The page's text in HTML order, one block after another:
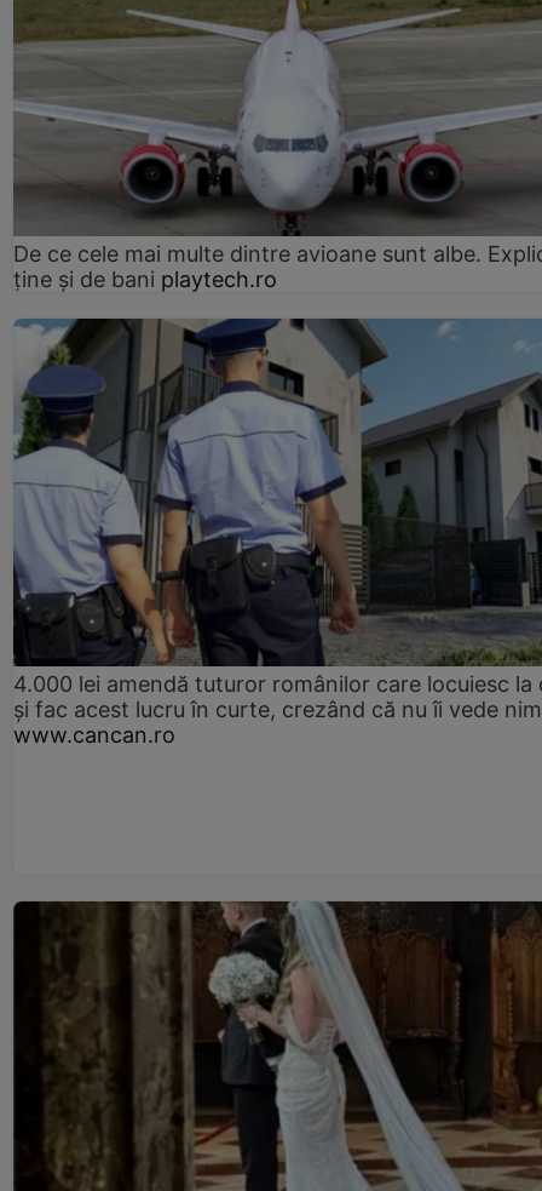
De ce cele mai multe dintre avioane sunt albe.
ține și de bani playtech.ro
4.000 lei amendă tuturor românilor care locuiesc la
și fac acest lucru în curte, crezând că nu îi vede
www.cancan.ro